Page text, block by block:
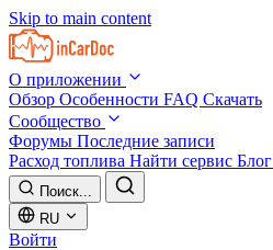
Skip to main content
О приложении
Обзор Особенности FAQ Скачать
Сообщество
Форумы Последние записи
Расход топлива Найти сервис Блог
Поиск...
RU
Войти